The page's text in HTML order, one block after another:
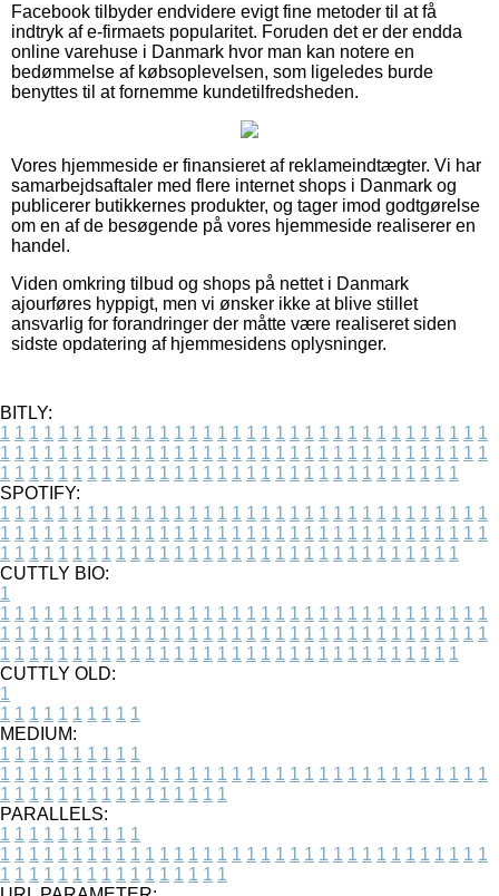
Facebook tilbyder endvidere evigt fine metoder til at få
indtryk af e-firmaets popularitet. Foruden det er der endda
online varehuse i Danmark hvor man kan notere en
bedømmelse af købsoplevelsen, som ligeledes burde
benyttes til at fornemme kundetilfredsheden.
Vores hjemmeside er finansieret af reklameindtægter. Vi har
samarbejdsaftaler med flere internet shops i Danmark og
publicerer butikkernes produkter, og tager imod godtgørelse
om en af de besøgende på vores hjemmeside realiserer en
handel.
Viden omkring tilbud og shops på nettet i Danmark
ajourføres hyppigt, men vi ønsker ikke at blive stillet
ansvarlig for forandringer der måtte være realiseret siden
sidste opdatering af hjemmesidens oplysninger.
BITLY:
1 1 1 1 1 1 1 1 1 1 1 1 1 1 1 1 1 1 1 1 1 1 1 1 1 1 1 1 1 1 1 1 1 1
1 1 1 1 1 1 1 1 1 1 1 1 1 1 1 1 1 1 1 1 1 1 1 1 1 1 1 1 1 1 1 1 1 1
1 1 1 1 1 1 1 1 1 1 1 1 1 1 1 1 1 1 1 1 1 1 1 1 1 1 1 1 1 1 1 1
SPOTIFY:
1 1 1 1 1 1 1 1 1 1 1 1 1 1 1 1 1 1 1 1 1 1 1 1 1 1 1 1 1 1 1 1 1 1
1 1 1 1 1 1 1 1 1 1 1 1 1 1 1 1 1 1 1 1 1 1 1 1 1 1 1 1 1 1 1 1 1 1
1 1 1 1 1 1 1 1 1 1 1 1 1 1 1 1 1 1 1 1 1 1 1 1 1 1 1 1 1 1 1 1
CUTTLY BIO:
1
1 1 1 1 1 1 1 1 1 1 1 1 1 1 1 1 1 1 1 1 1 1 1 1 1 1 1 1 1 1 1 1 1 1
1 1 1 1 1 1 1 1 1 1 1 1 1 1 1 1 1 1 1 1 1 1 1 1 1 1 1 1 1 1 1 1 1 1
1 1 1 1 1 1 1 1 1 1 1 1 1 1 1 1 1 1 1 1 1 1 1 1 1 1 1 1 1 1 1 1
CUTTLY OLD:
1
1 1 1 1 1 1 1 1 1 1
MEDIUM:
1 1 1 1 1 1 1 1 1 1
1 1 1 1 1 1 1 1 1 1 1 1 1 1 1 1 1 1 1 1 1 1 1 1 1 1 1 1 1 1 1 1 1 1
1 1 1 1 1 1 1 1 1 1 1 1 1 1 1 1
PARALLELS:
1 1 1 1 1 1 1 1 1 1
1 1 1 1 1 1 1 1 1 1 1 1 1 1 1 1 1 1 1 1 1 1 1 1 1 1 1 1 1 1 1 1 1 1
1 1 1 1 1 1 1 1 1 1 1 1 1 1 1 1